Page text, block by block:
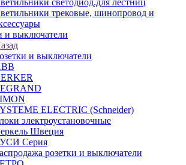
светодиод.для лестниц
трековые, шинопровод и
и выключатели
и выключатели
ELECTRIC (Schneider)
электроустановочные
Швеция
Серия
розетки и выключатели